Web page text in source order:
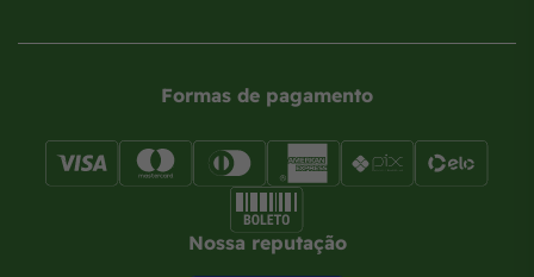
Formas de pagamento
Nossa reputação